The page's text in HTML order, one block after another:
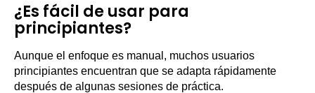
¿Es fácil de usar para
principiantes?
Aunque el enfoque es manual, muchos usuarios
principiantes encuentran que se adapta rápidamente
después de algunas sesiones de práctica.